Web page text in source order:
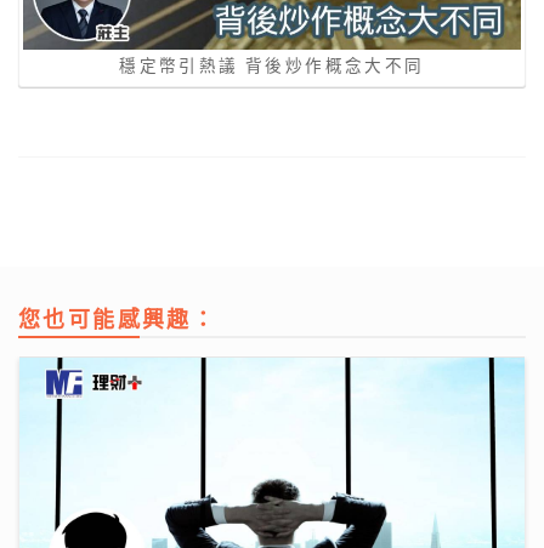
穩定幣引熱議 背後炒作概念大不同
您也可能感興趣：